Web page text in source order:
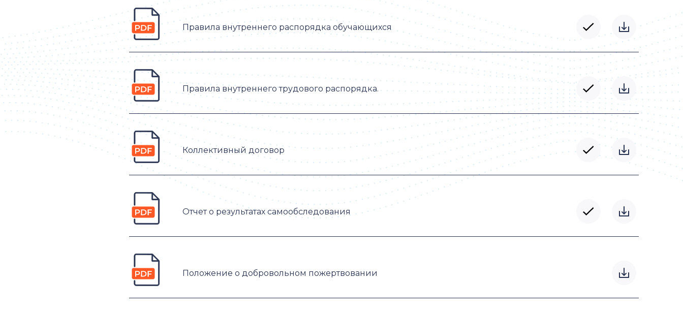
Правила внутреннего распорядка обучающихся
Правила внутреннего трудового распорядка.
Коллективный договор
Отчет о результатах самообследования
Положение о добровольном пожертвовании